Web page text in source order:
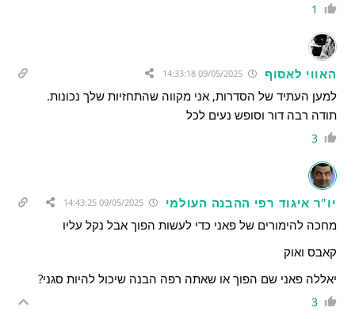
1
האווי לאסוף 09/05/2025 14:33:18
למען העתיד של הסדרות, אני מקווה שהתחזיות שלך נכונות.
תודה רבה דור וסופש נעים לכל
3
יו"ר איגוד רפי ההבנה העולמי 09/05/2025 14:43:25
מחכה להימורים של פאני כדי לעשות הפוך אבל נקל עליו
קאבס ואוק
יאללה פאני שם הפוך או שאתה רפה הבנה שיכול להיות סגני?
3